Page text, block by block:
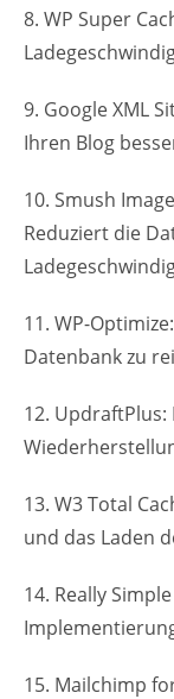
8. WP Super
9. Google XML
Ihren Blog
10. Smush
Reduziert die
11. WP-
Datenbank zu
12. UpdraftPlus:
13. W3 Total
und das Laden
14. Really
15. Mailchimp